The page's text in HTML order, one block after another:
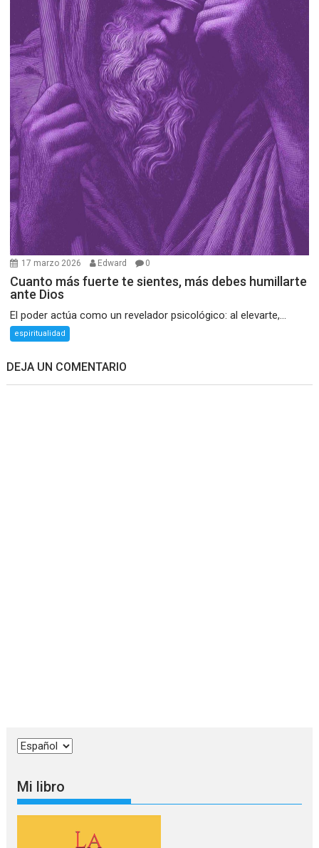
17 marzo 2026 Edward 0
Cuanto más fuerte te sientes, más debes humillarte
ante Dios
El poder actúa como un revelador psicológico: al elevarte,...
espiritualidad
DEJA UN COMENTARIO
Elegir
idioma
Mi libro